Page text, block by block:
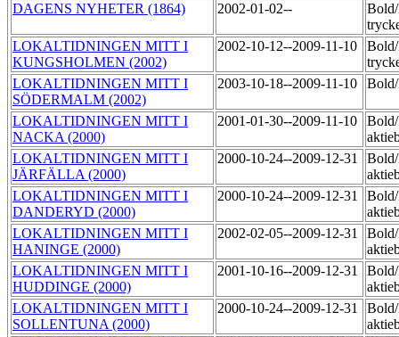
DAGENS NYHETER (1864) 2002-01-02--
LOKALTIDNINGEN MITT I
KUNGSHOLMEN (2002)
2002-10-12--2009-11-10
LOKALTIDNINGEN MITT I
SÖDERMALM (2002)
2003-10-18--2009-11-10
LOKALTIDNINGEN MITT I
NACKA (2000)
2001-01-30--2009-11-10
LOKALTIDNINGEN MITT I
JÄRFÄLLA (2000)
2000-10-24--2009-12-31
LOKALTIDNINGEN MITT I
DANDERYD (2000)
2000-10-24--2009-12-31
LOKALTIDNINGEN MITT I
HANINGE (2000)
2002-02-05--2009-12-31
LOKALTIDNINGEN MITT I
HUDDINGE (2000)
2001-10-16--2009-12-31
LOKALTIDNINGEN MITT I
SOLLENTUNA (2000)
2000-10-24--2009-12-31